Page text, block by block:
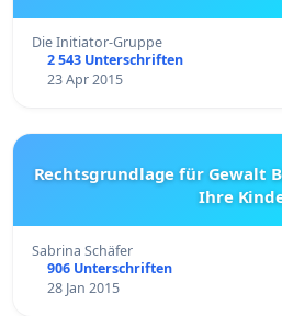
Die Initiator-Gruppe
2 543 Unterschriften
23 Apr 2015
Rechtsgrundlage für Gewalt
Ihre
Sabrina Schäfer
906 Unterschriften
28 Jan 2015